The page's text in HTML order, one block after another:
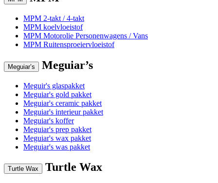
MPM 2-takt / 4-takt
MPM koelvloeistof
MPM Motorolie Personenwagens / Vans
MPM Ruitensproeiervloeistof
Meguiar’s Meguiar’s
Meguir's glaspakket
Meguiar's gold pakket
Meguiar's ceramic pakket
Meguiar's interieur pakket
Meguiar's koffer
Meguiar's prep pakket
Meguiar's wax pakket
Meguiar's was pakket
Turtle Wax Turtle Wax